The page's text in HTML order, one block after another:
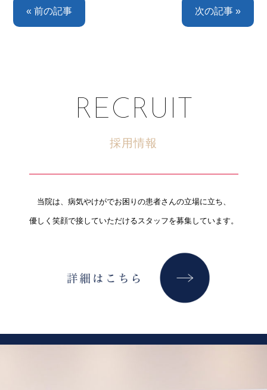
« 前の記事 次の記事 »
RECRUIT
採用情報
当院は、病気やけがでお困りの患者さんの立場に立ち、
優しく笑顔で接していただけるスタッフを募集しています。